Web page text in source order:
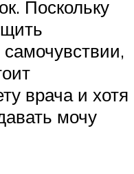
Поскольку
врача и хотя
мочу